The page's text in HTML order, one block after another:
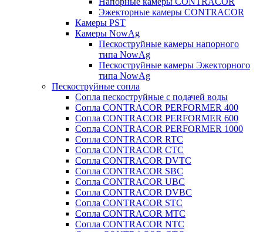
Эжекторные камеры CONTRACOR
Камеры PST
Камеры NowAg
Пескоструйные камеры напорного
типа NowAg
Пескоструйные камеры Эжекторного
типа NowAg
Пескоструйные сопла
Сопла пескоструйные с подачей воды
Сопла CONTRACOR PERFORMER 400
Сопла CONTRACOR PERFORMER 600
Сопла CONTRACOR PERFORMER 1000
Сопла CONTRACOR RTC
Сопла CONTRACOR CTC
Сопла CONTRACOR DVTC
Сопла CONTRACOR SBC
Сопла CONTRACOR UBC
Сопла CONTRACOR DVBC
Сопла CONTRACOR STC
Сопла CONTRACOR MTC
Сопла CONTRACOR NTC